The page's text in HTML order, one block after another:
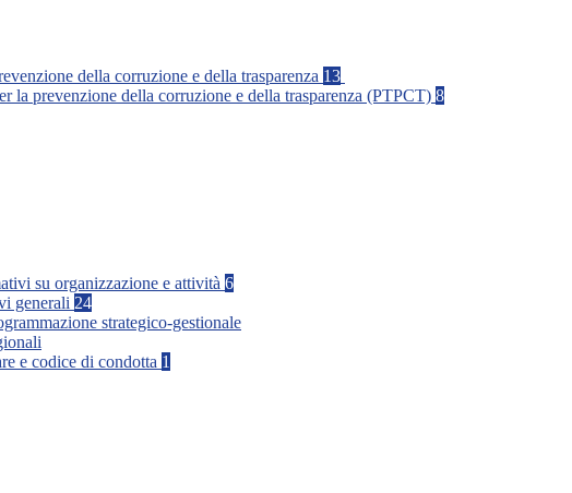
della corruzione e della trasparenza 13
la prevenzione della corruzione e della trasparenza (PTPCT) 8
su organizzazione e attività 6
generali 24
strategico-gestionale
e codice di condotta 1